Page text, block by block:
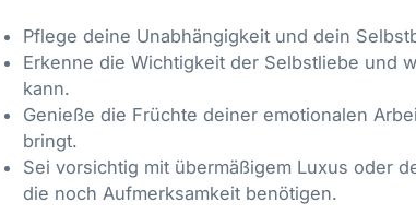
Pflege deine Unabhängigkeit und dein
Erkenne die Wichtigkeit der Selbstliebe und
kann.
Genieße die Früchte deiner emotionalen
bringt.
Sei vorsichtig mit übermäßigem Luxus oder
die noch Aufmerksamkeit benötigen.